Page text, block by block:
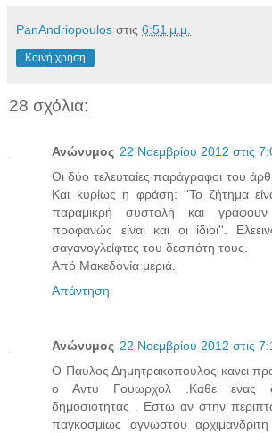
PanAndriopoulos στις 6:51 μ.μ.
Κοινή χρήση
28 σχόλια:
Ανώνυμος 22 Νοεμβρίου 2012 στις
Οι δύο τελευταίες παράγραφοι του
Και κυρίως η φράση: ''Το ζήτημα
παραμικρή συστολή και
προφανώς είναι και οι ίδιοι''.
σαγανογλείφτες του δεσπότη τους.
Από Μακεδονία μεριά.
Απάντηση
Ανώνυμος 22 Νοεμβρίου 2012 στις
Ο Παυλος Δημητρακοπουλος κανει
ο Αντυ Γουωρχολ .Καθε ενας
δημοσιοτητας . Εστω αν στην
παγκοσμιως αγνωστου